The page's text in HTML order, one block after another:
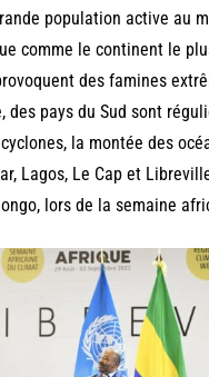
population active au
comme le continent le
des famines
des pays du Sud sont
la montée des
Lagos, Le Cap et
lors de la semaine